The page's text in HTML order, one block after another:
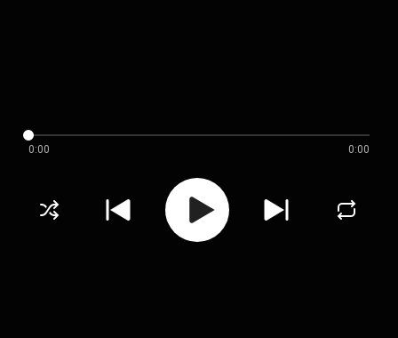
0:00 0:00